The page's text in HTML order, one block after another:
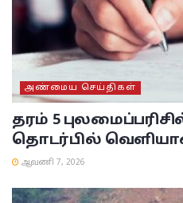
அண்மைய செய்திகள்
தரம் 5
தொடர்பில்
ஆவணி 7, 2026